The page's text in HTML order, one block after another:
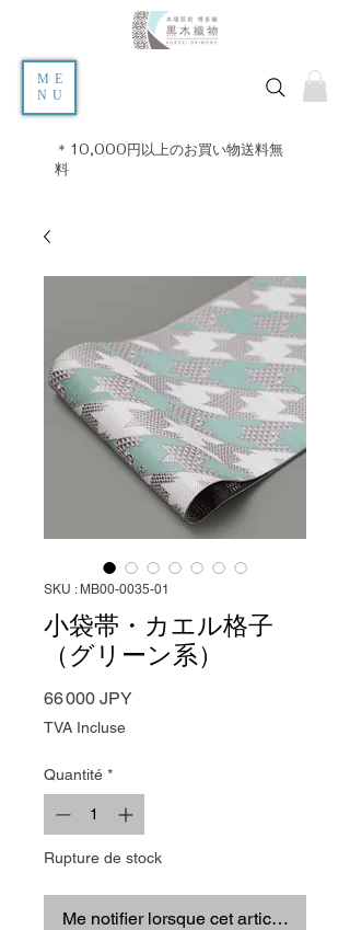
ME
NU
＊10,000円以上のお買い物送料無
料
SKU : MB00-0035-01
小袋帯・カエル格子
（グリーン系）
66 000 JPYPrix
TVA Incluse
Quantité *
Rupture de stock
Me notifier lorsque cet article est